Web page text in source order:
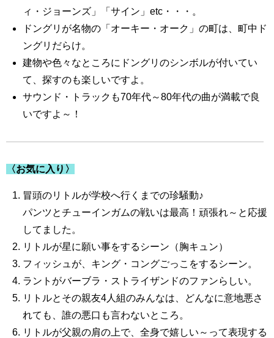
ィ・ジョーンズ」「サイン」etc・・・。
ドングリが名物の「オーキー・オーク」の町は、町中ド
ングリだらけ。
建物や色々なところにドングリのシンボルが付いてい
て、探すのも楽しいですよ。
サウンド・トラックも70年代～80年代の曲が満載で良
いですよ～！
〈お気に入り〉
冒頭のリトルが学校へ行くまでの珍騒動♪
パンツとチューインガムの戦いは最高！頑張れ～と応援
してました。
リトルが星に願い事をするシーン（胸キュン）
フィッシュが、キング・コングごっこをするシーン。
ラントがバーブラ・ストライザンドのファンらしい。
リトルとその親友4人組のみんなは、どんなに意地悪さ
れても、誰の悪口も言わないところ。
リトルが父親の肩の上で、全身で嬉しい～って表現する